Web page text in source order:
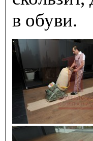
в обуви.